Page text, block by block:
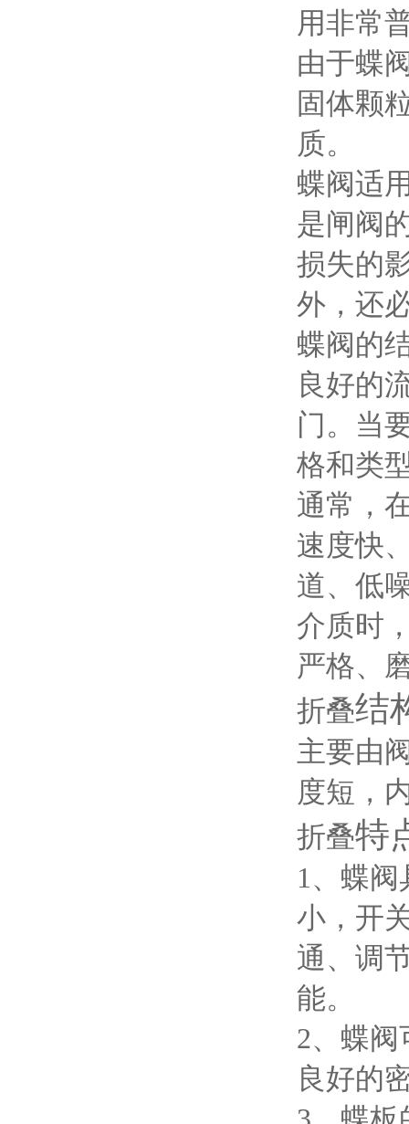
用非常
由于蝶
固体颗
质。
蝶阀适
是闸阀
损失的
外，还
蝶阀的
良好的
门。当
格和类
通常，
速度快
道、低
介质时
严格、
折叠结
主要由
度短，
折叠特
1、蝶
小，开
通、调
能。
2、蝶
良好的